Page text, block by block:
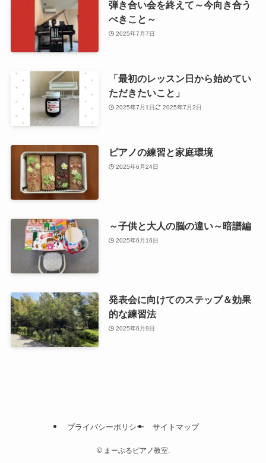
弾き合い会を終えて～今向き合う
べきこと～
2025年7月7日
「最初のレッスン日から始めてい
ただきたいこと」
2025年7月1日 2025年7月2日
ピアノの練習と家庭環境
2025年6月24日
～子供と大人の脳の違い～暗譜編
2025年6月16日
発表会に向けてのステップ＆効果
的な練習法
2025年6月9日
プライバシーポリシー サイトマップ
©まーぶるピアノ教室.